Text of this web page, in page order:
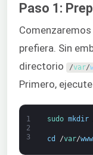
Paso 1:
prefiera. Sin
directorio
/var/
Primero,
1
2
3
sudo mkdir
cd /var/www